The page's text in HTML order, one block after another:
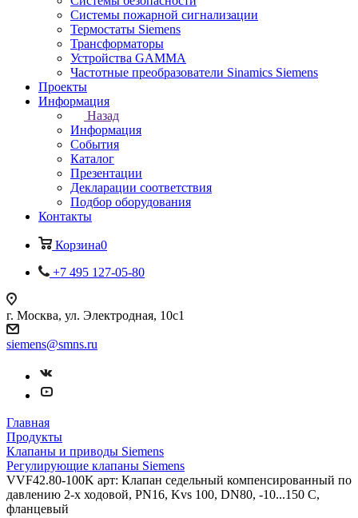
Системы пожарной сигнализации
Термостаты Siemens
Трансформаторы
Устройства GAMMA
Частотные преобразователи Sinamics Siemens
Проекты
Информация
Назад
Информация
События
Каталог
Презентации
Декларации соответствия
Подбор оборудования
Контакты
Корзина0
+7 495 127-05-80
г. Москва, ул. Электродная, 10с1
siemens@smns.ru
Главная
Продукты
Клапаны и приводы Siemens
Регулирующие клапаны Siemens
VVF42.80-100K арт: Клапан седельный компенсированный по
давлению 2-х ходовой, PN16, Kvs 100, DN80, -10...150 C,
фланцевый